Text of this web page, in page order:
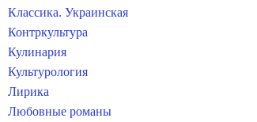
Классика. Украинская
Контркультура
Кулинария
Культурология
Лирика
Любовные романы